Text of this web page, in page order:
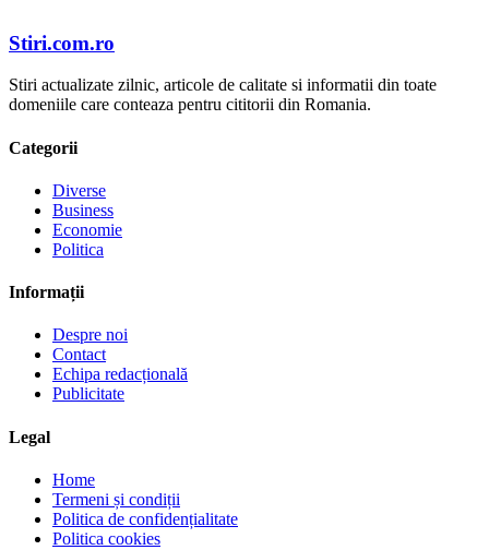
Stiri.com.ro
Stiri actualizate zilnic, articole de calitate si informatii din toate
domeniile care conteaza pentru cititorii din Romania.
Categorii
Diverse
Business
Economie
Politica
Informații
Despre noi
Contact
Echipa redacțională
Publicitate
Legal
Home
Termeni și condiții
Politica de confidențialitate
Politica cookies